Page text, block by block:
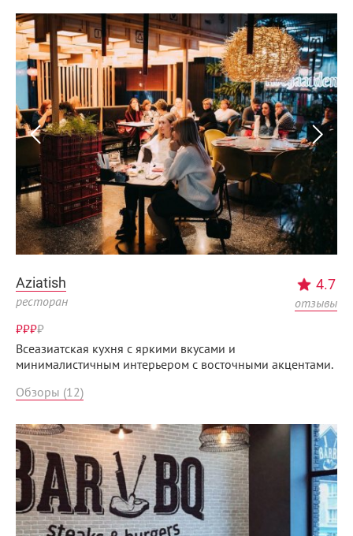
Aziatish
ресторан
4.7
отзывы
₽₽₽₽
Всеазиатская кухня с яркими вкусами и
минималистичным интерьером с восточными акцентами.
Обзоры (12)